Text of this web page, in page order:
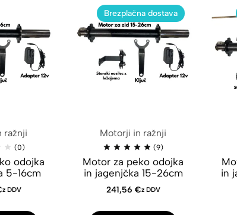
ražnji
(0)
odojka
5-16cm
z DDV
Brezplačna dostava
Motorji in ražnji
(9)
Motor za peko odojka
in jagenjčka 15-26cm
241,56 €z DDV
in